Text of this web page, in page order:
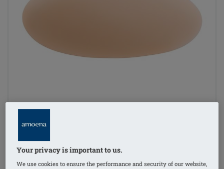
1/3
Your privacy is important to us.
We use cookies to ensure the performance and security of our website,